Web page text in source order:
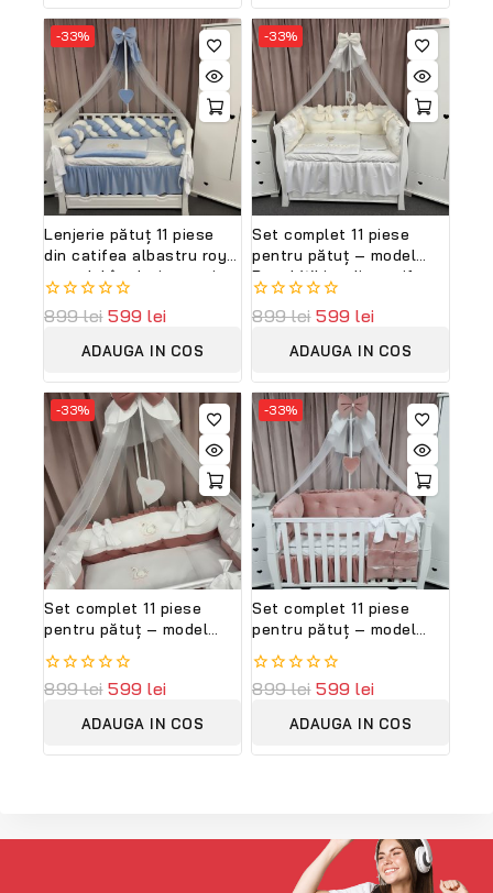
-33%
Lenjerie pătuț 11 piese
din catifea albastru royal
– model împletit premium
PeppiBambini,
personalizabilă
0
899lei 599 lei
ADAUGA IN COS
-33%
Set complet 11 piese
pentru pătuț – model
Royal White din catifea
albă, personalizabil cu
nume – Peppi Bambini
0
899lei 599 lei
ADAUGA IN COS
-33%
Set complet 11 piese
pentru pătuț – model
Royal White Pink din
catifea fină alb-roz,
personalizabil cu nume –
Collection
0
899lei 599 lei
ADAUGA IN COS
-33%
Set complet 11 piese
pentru pătuț – model
Royal Pink din catifea
roz, personalizabil cu
nume – Peppi Bambini
0
899lei 599 lei
ADAUGA IN COS